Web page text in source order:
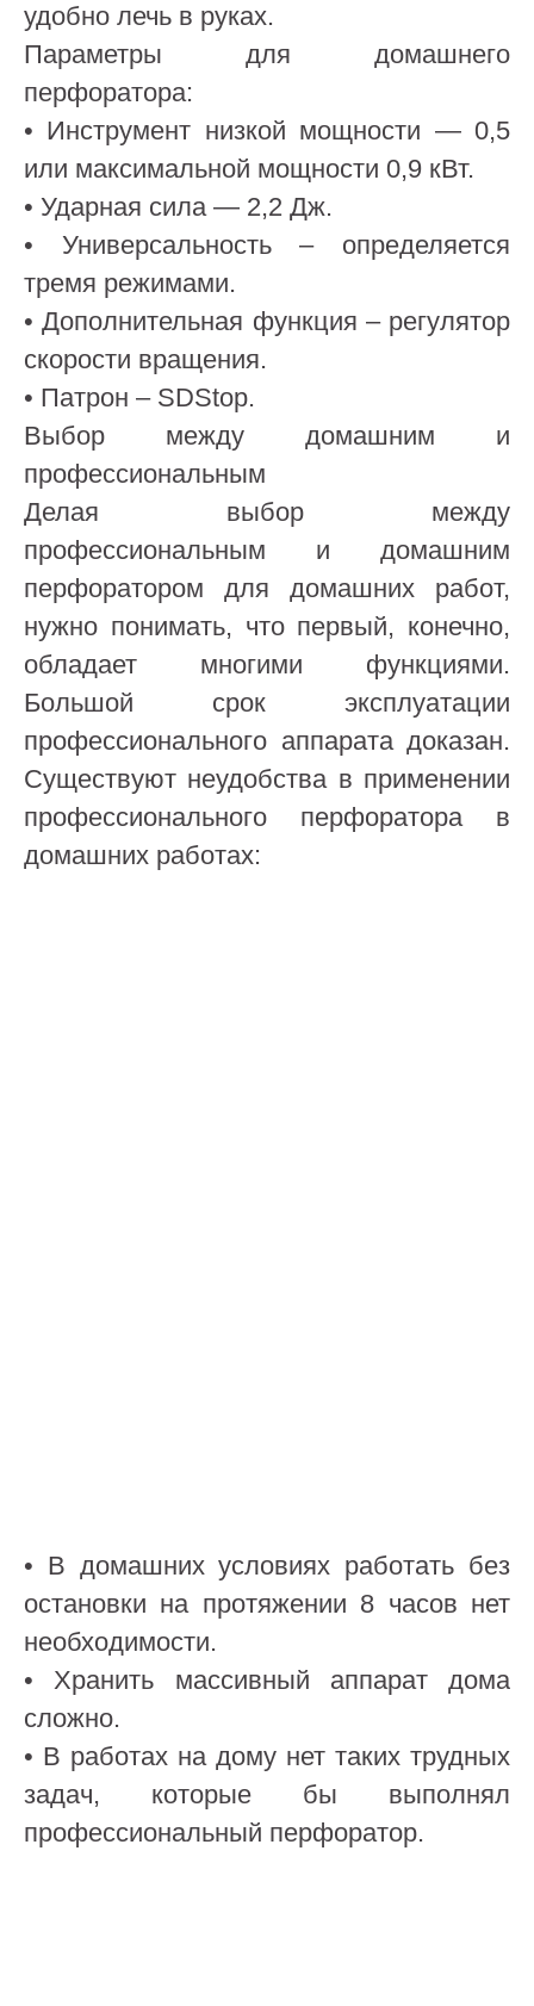
удобно лечь в руках.
Параметры для домашнего
перфоратора:
• Инструмент низкой мощности — 0,5
или максимальной мощности 0,9 кВт.
• Ударная сила — 2,2 Дж.
• Универсальность – определяется
тремя режимами.
• Дополнительная функция – регулятор
скорости вращения.
• Патрон – SDStop.
Выбор между домашним и
профессиональным
Делая выбор между
профессиональным и домашним
перфоратором для домашних работ,
нужно понимать, что первый, конечно,
обладает многими функциями.
Большой срок эксплуатации
профессионального аппарата доказан.
Существуют неудобства в применении
профессионального перфоратора в
домашних работах:
• В домашних условиях работать без
остановки на протяжении 8 часов нет
необходимости.
• Хранить массивный аппарат дома
сложно.
• В работах на дому нет таких трудных
задач, которые бы выполнял
профессиональный перфоратор.